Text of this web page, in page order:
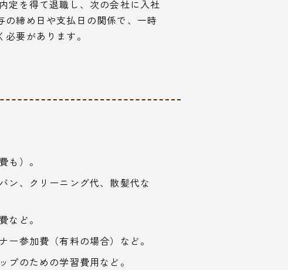
定を得て退職し、次の会社に入社
締め日や支払日の関係で、一時
要があります。
も）。
ン、クリーニング代、散髪代な
など。
ー参加費（有料の場合）など。
プのための学習費用など。